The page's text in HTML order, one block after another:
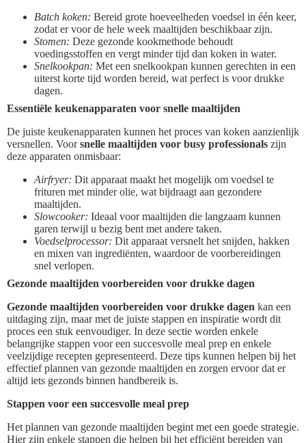
Batch koken: Bereid grote hoeveelheden voedsel in één keer,
zodat er voor de hele week maaltijden beschikbaar zijn.
Stomen: Deze gezonde kookmethode behoudt
voedingsstoffen en vergt minder tijd dan koken in water.
Snelkookpan: Met een snelkookpan kunnen gerechten in een
uiterst korte tijd worden bereid, wat perfect is voor drukke
dagen.
Essentiële keukenapparaten voor snelle maaltijden
De juiste keukenapparaten kunnen het proces van koken aanzienlijk
versnellen. Voorsnelle maaltijden voor busy professionals zijn
deze apparaten onmisbaar:
Airfryer: Dit apparaat maakt het mogelijk om voedsel te
frituren met minder olie, wat bijdraagt aan gezondere
maaltijden.
Slowcooker: Ideaal voor maaltijden die langzaam kunnen
garen terwijl u bezig bent met andere taken.
Voedselprocessor: Dit apparaat versnelt het snijden, hakken
en mixen van ingrediënten, waardoor de voorbereidingen
snel verlopen.
Gezonde maaltijden voorbereiden voor drukke dagen
Gezonde maaltijden voorbereiden voor drukke dagen kan een
uitdaging zijn, maar met de juiste stappen en inspiratie wordt dit
proces een stuk eenvoudiger. In deze sectie worden enkele
belangrijke stappen voor een succesvolle meal prep en enkele
veelzijdige recepten gepresenteerd. Deze tips kunnen helpen bij het
effectief plannen van gezonde maaltijden en zorgen ervoor dat er
altijd iets gezonds binnen handbereik is.
Stappen voor een succesvolle meal prep
Het plannen van gezonde maaltijden begint met een goede strategie.
Hier zijn enkele stappen die helpen bij het efficiënt bereiden van